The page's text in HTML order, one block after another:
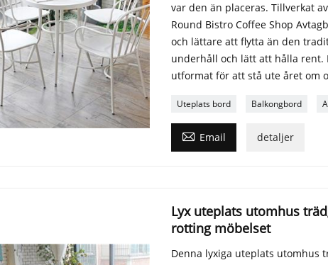
var den än placeras. Tillverkat
Round Bistro Coffee Shop
och lättare att flytta än den
underhåll och lätt att hålla
utformat för att stå ute året om
Uteplats bord Balkongbord
 Email detaljer
Lyx uteplats utomhus
rotting möbelset
Denna lyxiga uteplats utomhus